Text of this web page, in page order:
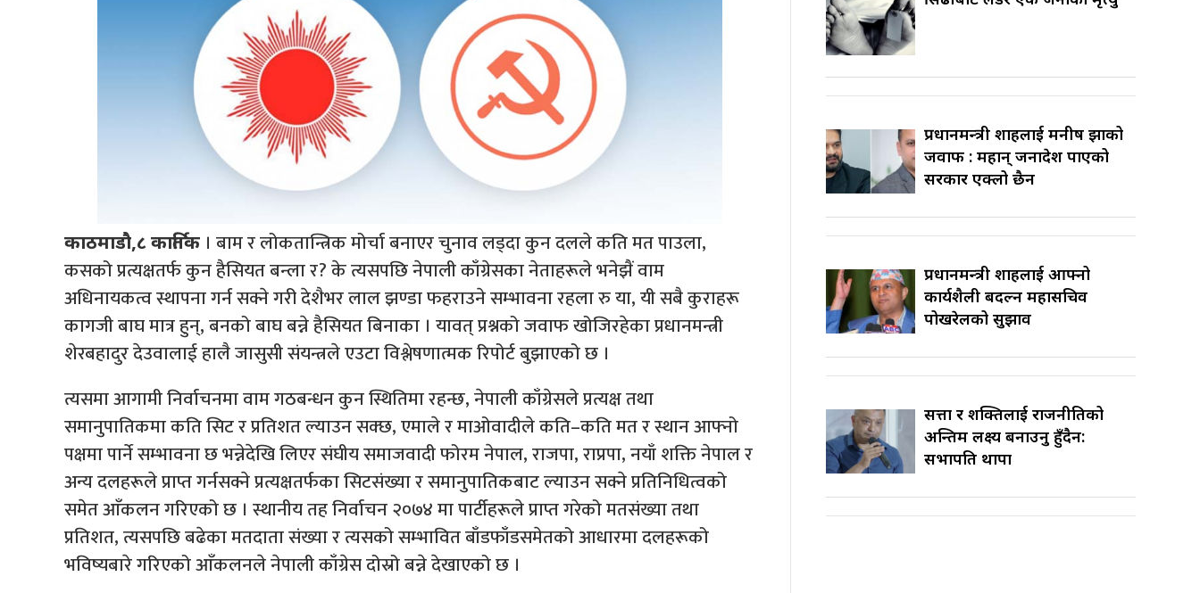
काठमाडौ,८ कार्तिक । बाम र लोकतान्त्रिक मोर्चा बनाएर चुनाव लड्दा कुन दलले कति मत पाउला,
कसको प्रत्यक्षतर्फ कुन हैसियत बन्ला र? के त्यसपछि नेपाली काँग्रेसका नेताहरूले भनेझैं वाम
अधिनायकत्व स्थापना गर्न सक्ने गरी देशैभर लाल झण्डा फहराउने सम्भावना रहला रु या, यी सबै कुराहरू
कागजी बाघ मात्र हुन्, बनको बाघ बन्ने हैसियत बिनाका । यावत् प्रश्नको जवाफ खोजिरहेका प्रधानमन्त्री
शेरबहादुर देउवालाई हालै जासुसी संयन्त्रले एउटा विश्लेषणात्मक रिपोर्ट बुझाएको छ ।
त्यसमा आगामी निर्वाचनमा वाम गठबन्धन कुन स्थितिमा रहन्छ, नेपाली काँग्रेसले प्रत्यक्ष तथा
समानुपातिकमा कति सिट र प्रतिशत ल्याउन सक्छ, एमाले र माओवादीले कति–कति मत र स्थान आफ्नो
पक्षमा पार्ने सम्भावना छ भन्नेदेखि लिएर संघीय समाजवादी फोरम नेपाल, राजपा, राप्रपा, नयाँ शक्ति नेपाल र
अन्य दलहरूले प्राप्त गर्नसक्ने प्रत्यक्षतर्फका सिटसंख्या र समानुपातिकबाट ल्याउन सक्ने प्रतिनिधित्वको
समेत आँकलन गरिएको छ । स्थानीय तह निर्वाचन २०७४ मा पार्टीहरूले प्राप्त गरेको मतसंख्या तथा
प्रतिशत, त्यसपछि बढेका मतदाता संख्या र त्यसको सम्भावित बाँडफाँडसमेतको आधारमा दलहरूको
भविष्यबारे गरिएको आँकलनले नेपाली काँग्रेस दोस्रो बन्ने देखाएको छ ।
प्रधानमन्त्री शाहलाई मनीष झाको
जवाफ : महान् जनादेश पाएको
सरकार एक्लो छैन
प्रधानमन्त्री शाहलाई आफ्नो
कार्यशैली बदल्न महासचिव
पोखरेलको सुझाव
सत्ता र शक्तिलाई राजनीतिको
अन्तिम लक्ष्य बनाउनु हुँदैन:
सभापति थापा